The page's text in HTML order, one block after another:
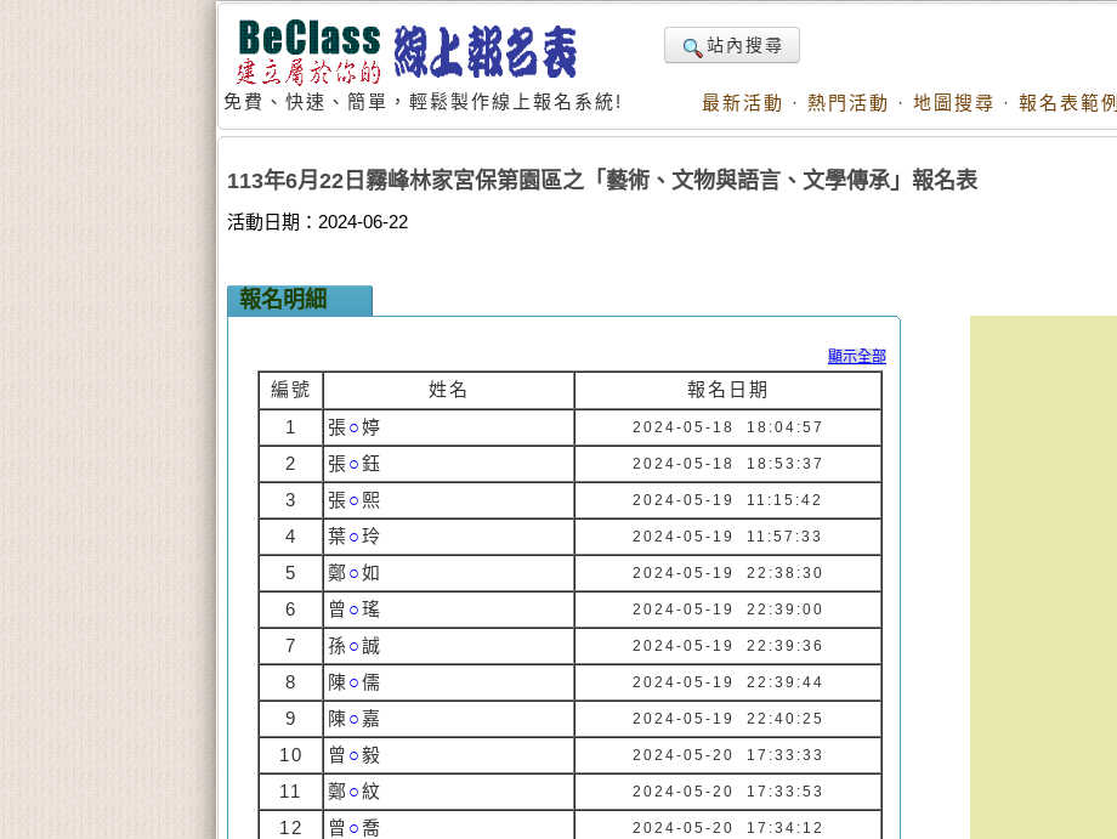
免費、快速、簡單，輕鬆製作線上報名系統!
站內搜尋
最新活動 · 熱門活動 · 地圖搜尋 · 報名表範例
113年6月22日霧峰林家宮保第園區之「藝術、文物與語言、文學傳承」報名表
活動日期：2024-06-22
報名明細
顯示全部
編號 姓名
報名日期
1
張○婷 2024-05-18 18:04:57
2 張○鈺 2024-05-18 18:53:37
3 張○ 熙 2024-05-19 11:15:42
4 葉○玲 2024-05-19 11:57:33
5 鄭○如 2024-05-19 22:38:30
6 曾 ○瑤 2024-05-19 22:39:00
7 孫 ○誠 2024-05-19 22:39:36
8 陳○儒 2024-05-19 22:39:44
9 陳○ 嘉 2024-05-19 22:40:25
10 曾 ○毅 2024-05-20 17:33:33
11 鄭○紋 2024-05-20 17:33:53
12 曾 ○喬 2024-05-20 17:34:12